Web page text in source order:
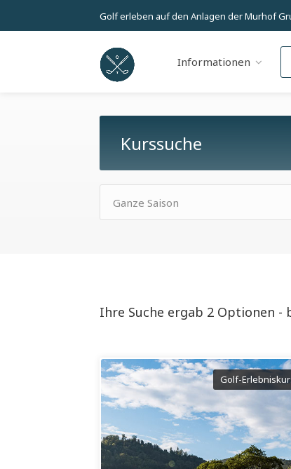
Golf erleben auf den Anlagen der Murhof
Informationen
Kurssuche
Ganze Saison
Ihre Suche ergab 2 Optionen
Golf-